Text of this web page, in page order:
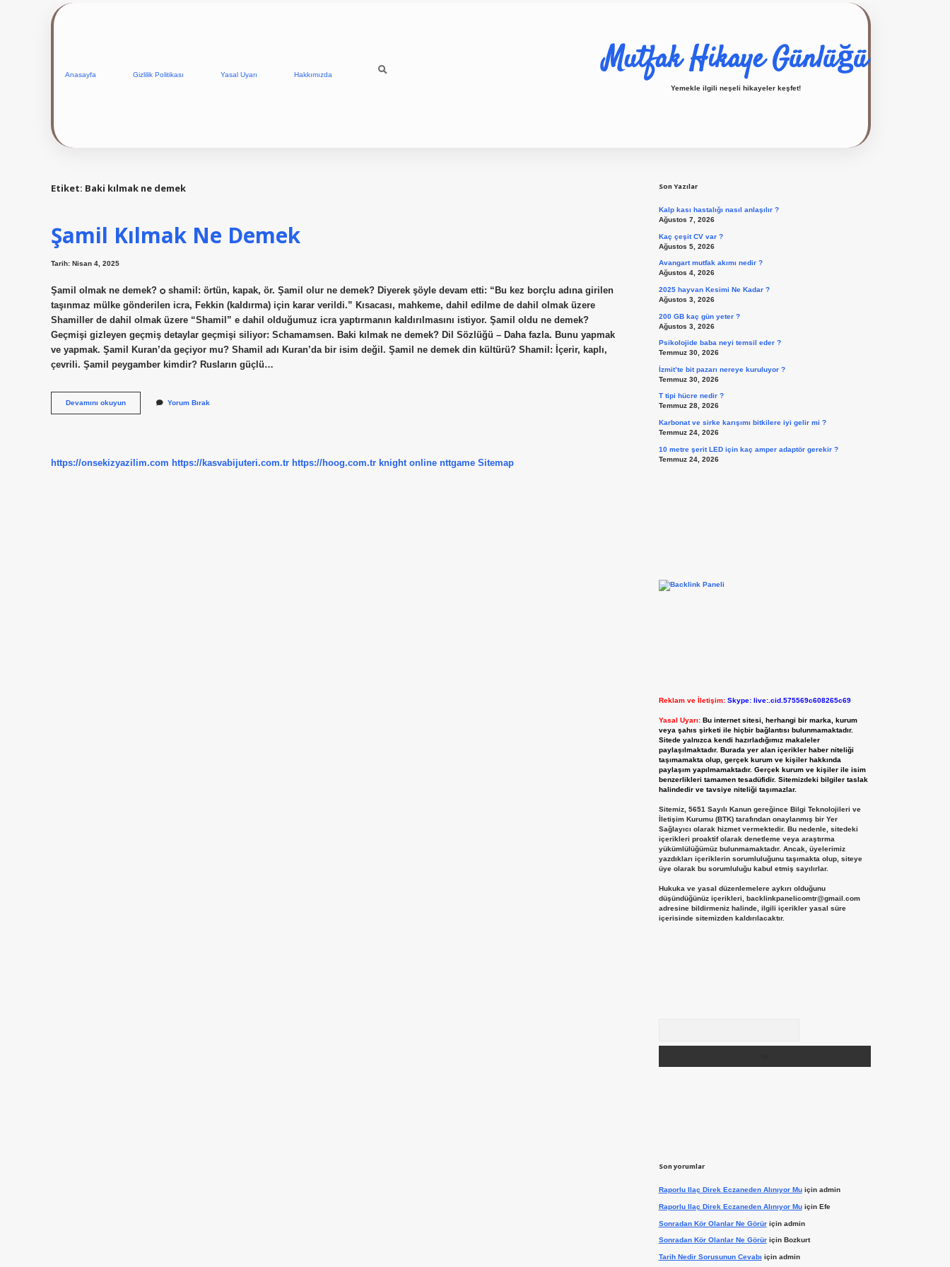
Anasayfa Gizlilik Politikası Yasal Uyarı Hakkımızda Mutfak Hikaye Günlüğü
Yemekle ilgili neşeli hikayeler keşfet!
Etiket: Baki kılmak ne demek
Şamil Kılmak Ne Demek
Tarih: Nisan 4, 2025
Şamil olmak ne demek? ѻ shamil: örtün, kapak, ör. Şamil olur ne demek? Diyerek şöyle devam etti: “Bu kez borçlu adına girilen
taşınmaz mülke gönderilen icra, Fekkin (kaldırma) için karar verildi.” Kısacası, mahkeme, dahil edilme de dahil olmak üzere
Shamiller de dahil olmak üzere “Shamil” e dahil olduğumuz icra yaptırmanın kaldırılmasını istiyor. Şamil oldu ne demek?
Geçmişi gizleyen geçmiş detaylar geçmişi siliyor: Schamamsen. Baki kılmak ne demek? Dil Sözlüğü – Daha fazla. Bunu yapmak
ve yapmak. Şamil Kuran’da geçiyor mu? Shamil adı Kuran’da bir isim değil. Şamil ne demek din kültürü? Shamil: İçerir, kaplı,
çevrili. Şamil peygamber kimdir? Rusların güçlü…
Devamını okuyunŞamil
Kılmak
Yorum Bırak
https://onsekizyazilim.com https://kasvabijuteri.com.tr https://hoog.com.tr knight online nttgame Sitemap
Son Yazılar
Kalp kası hastalığı nasıl anlaşılır ?
Ağustos 7, 2026
Kaç çeşit CV var ?
Ağustos 5, 2026
Avangart mutfak akımı nedir ?
Ağustos 4, 2026
2025 hayvan Kesimi Ne Kadar ?
Ağustos 3, 2026
200 GB kaç gün yeter ?
Ağustos 3, 2026
Psikolojide baba neyi temsil eder ?
Temmuz 30, 2026
İzmit’te bit pazarı nereye kuruluyor ?
Temmuz 30, 2026
T tipi hücre nedir ?
Temmuz 28, 2026
Karbonat ve sirke karışımı bitkilere iyi gelir mi ?
Temmuz 24, 2026
10 metre şerit LED için kaç amper adaptör gerekir ?
Temmuz 24, 2026
Reklam ve İletişim: Skype: live:.cid.575569c608265c69
Yasal Uyarı: Bu internet sitesi, herhangi bir marka, kurum
veya şahıs şirketi ile hiçbir bağlantısı bulunmamaktadır.
Sitede yalnızca kendi hazırladığımız makaleler
paylaşılmaktadır. Burada yer alan içerikler haber niteliği
taşımamakta olup, gerçek kurum ve kişiler hakkında
paylaşım yapılmamaktadır. Gerçek kurum ve kişiler ile isim
benzerlikleri tamamen tesadüfidir. Sitemizdeki bilgiler taslak
halindedir ve tavsiye niteliği taşımazlar.
Sitemiz, 5651 Sayılı Kanun gereğince Bilgi Teknolojileri ve
İletişim Kurumu (BTK) tarafından onaylanmış bir Yer
Sağlayıcı olarak hizmet vermektedir. Bu nedenle, sitedeki
içerikleri proaktif olarak denetleme veya araştırma
yükümlülüğümüz bulunmamaktadır. Ancak, üyelerimiz
yazdıkları içeriklerin sorumluluğunu taşımakta olup, siteye
üye olarak bu sorumluluğu kabul etmiş sayılırlar.
Hukuka ve yasal düzenlemelere aykırı olduğunu
düşündüğünüz içerikleri, backlinkpanelicomtr@gmail.com
adresine bildirmeniz halinde, ilgili içerikler yasal süre
içerisinde sitemizden kaldırılacaktır.
Son yorumlar
Raporlu Ilaç Direk Eczaneden Alınıyor Muiçin admin
Raporlu Ilaç Direk Eczaneden Alınıyor Muiçin Efe
Sonradan Kör Olanlar Ne Görüriçin admin
Sonradan Kör Olanlar Ne Görüriçin Bozkurt
Tarih Nedir Sorusunun Cevabı için admin